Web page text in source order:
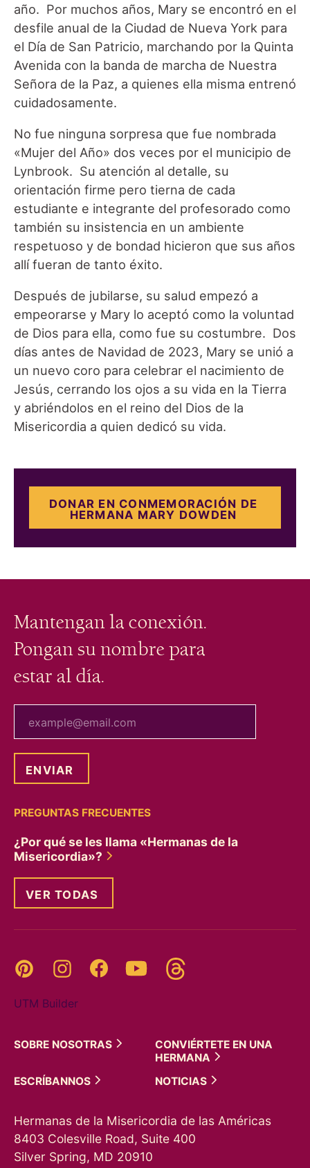
año. Por muchos años, Mary se encontró en el
desfile anual de la Ciudad de Nueva York para
el Día de San Patricio, marchando por la Quinta
Avenida con la banda de marcha de Nuestra
Señora de la Paz, a quienes ella misma entrenó
cuidadosamente.
No fue ninguna sorpresa que fue nombrada
«Mujer del Año» dos veces por el municipio de
Lynbrook. Su atención al detalle, su
orientación firme pero tierna de cada
estudiante e integrante del profesorado como
también su insistencia en un ambiente
respetuoso y de bondad hicieron que sus años
allí fueran de tanto éxito.
Después de jubilarse, su salud empezó a
empeorarse y Mary lo aceptó como la voluntad
de Dios para ella, como fue su costumbre. Dos
días antes de Navidad de 2023, Mary se unió a
un nuevo coro para celebrar el nacimiento de
Jesús, cerrando los ojos a su vida en la Tierra
y abriéndolos en el reino del Dios de la
Misericordia a quien dedicó su vida.
DONAR EN CONMEMORACIÓN DE
HERMANA MARY DOWDEN
Mantengan la conexión.
Pongan su nombre para
estar al día.
PREGUNTAS FRECUENTES
¿Por qué se les llama «Hermanas de la
Misericordia»?
VER TODAS
Pinterest InstagramFacebookYouTube
UTM Builder
SOBRE NOSOTRAS
CONVIÉRTETE EN UNA
HERMANA
ESCRÍBANNOS
NOTICIAS
Hermanas de la Misericordia de las Américas
8403 Colesville Road, Suite 400
Silver Spring, MD 20910